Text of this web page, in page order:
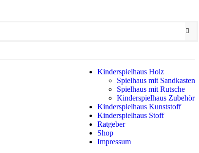
Kinderspielhaus Holz
Spielhaus mit Sandkasten
Spielhaus mit Rutsche
Kinderspielhaus Zubehör
Kinderspielhaus Kunststoff
Kinderspielhaus Stoff
Ratgeber
Shop
Impressum